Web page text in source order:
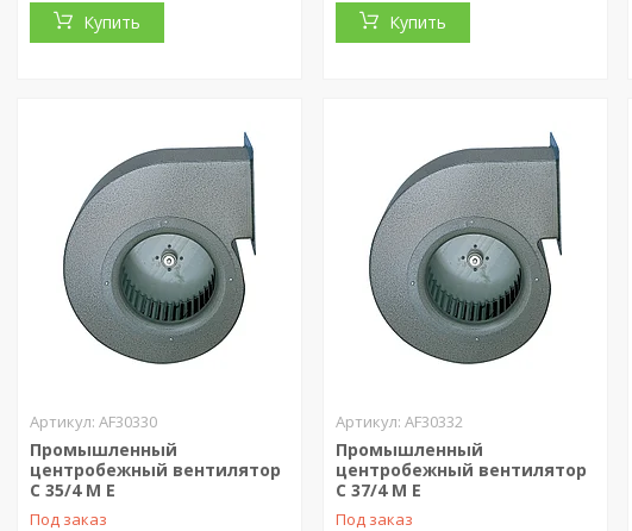
Купить Купить
AF30330
Промышленный
центробежный вентилятор
C 35/4 M E
Под заказ
AF30332
Промышленный
центробежный вентилятор
C 37/4 M E
Под заказ